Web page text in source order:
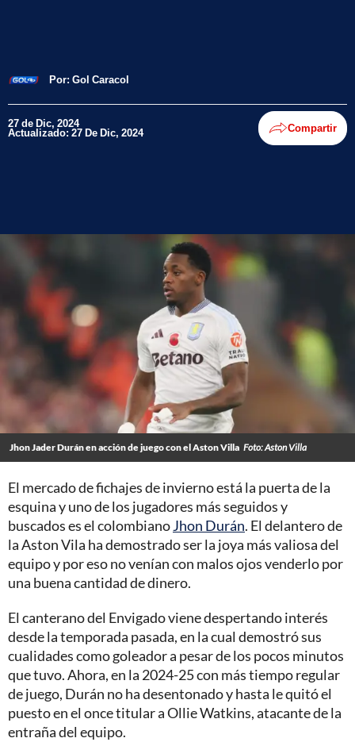
Por: Gol Caracol
27 de Dic, 2024
Actualizado: 27 De Dic, 2024 Compartir
Jhon Jader Durán en acción de juego con el Aston Villa Foto: Aston Villa
El mercado de fichajes de invierno está la puerta de la
esquina y uno de los jugadores más seguidos y
buscados es el colombianoJhon Durán. El delantero de
la Aston Vila ha demostrado ser la joya más valiosa del
equipo y por eso no venían con malos ojos venderlo por
una buena cantidad de dinero.
El canterano del Envigado viene despertando interés
desde la temporada pasada, en la cual demostró sus
cualidades como goleador a pesar de los pocos minutos
que tuvo. Ahora, en la 2024-25 con más tiempo regular
de juego, Durán no ha desentonado y hasta le quitó el
puesto en el once titular a Ollie Watkins, atacante de la
entraña del equipo.